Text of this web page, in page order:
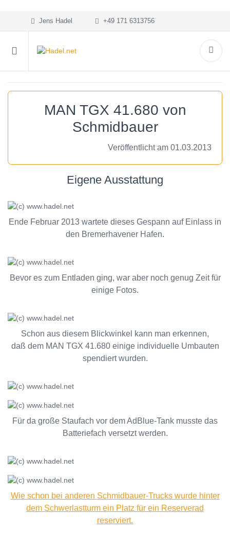
Jens Hadel +49 171 6313756
MAN TGX 41.680 von
Schmidbauer
Veröffentlicht am 01.03.2013
Eigene Ausstattung
Ende Februar 2013 wartete dieses Gespann auf Einlass in
den Bremerhavener Hafen.
Bevor es zum Entladen ging, war aber noch genug Zeit für
einige Fotos.
Schon aus diesem Blickwinkel kann man erkennen,
daß dem MAN TGX 41.680 einige individuelle Umbauten
spendiert wurden.
Für da große Staufach vor dem AdBlue-Tank musste das
Batteriefach versetzt werden.
Wie schon bei anderen Schmidbauer-Trucks wurde hinter
dem Schwerlastturm ein Platz für ein Reserverad
reserviert.